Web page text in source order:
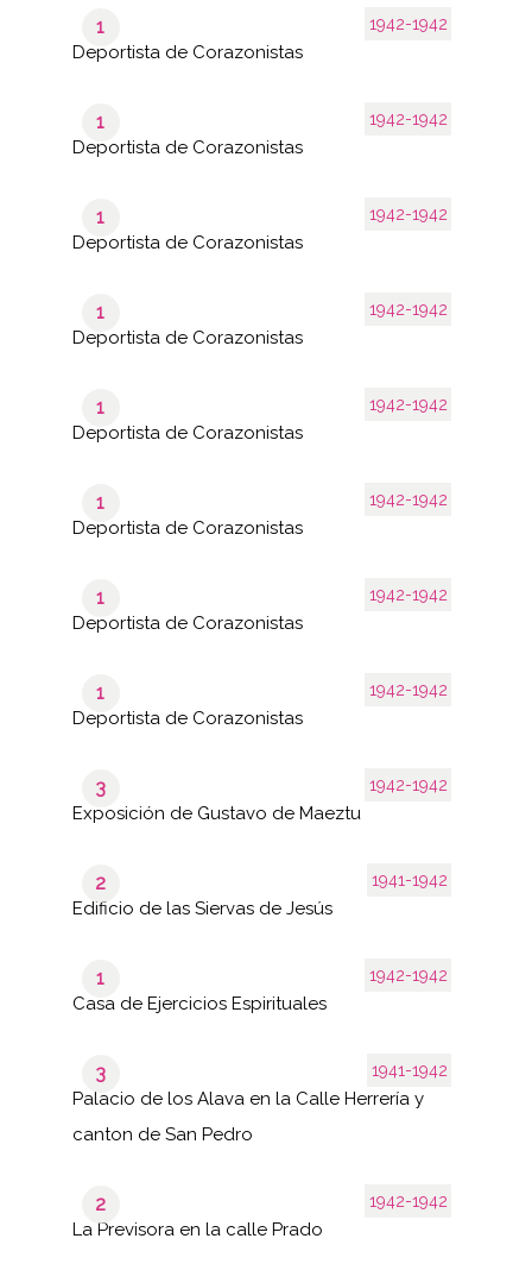
1942-1942
1
Deportista de Corazonistas
1942-1942
1
Deportista de Corazonistas
1942-1942
1
Deportista de Corazonistas
1942-1942
1
Deportista de Corazonistas
1942-1942
1
Deportista de Corazonistas
1942-1942
1
Deportista de Corazonistas
1942-1942
1
Deportista de Corazonistas
1942-1942
1
Deportista de Corazonistas
1942-1942
3
Exposición de Gustavo de Maeztu
1941-1942
2
Edificio de las Siervas de Jesús
1942-1942
1
Casa de Ejercicios Espirituales
1941-1942
3
Palacio de los Alava en la Calle Herrería y
canton de San Pedro
1942-1942
2
La Previsora en la calle Prado